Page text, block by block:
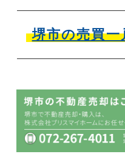
堺市の売買